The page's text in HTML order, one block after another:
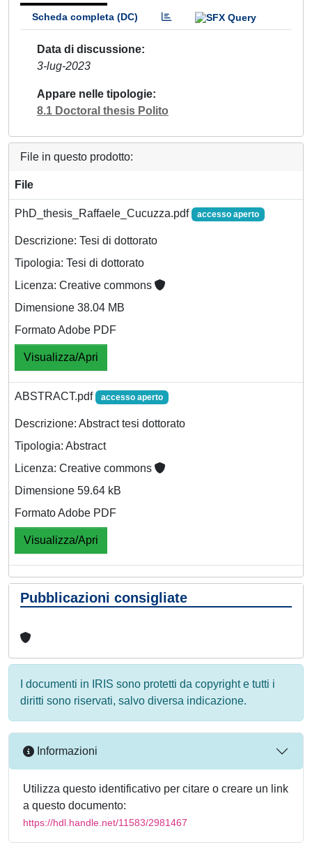
Scheda completa (DC)
Data di discussione
3-lug-2023
Appare nelle tipologie
8.1 Doctoral thesis Polito
File in questo prodotto:
File
PhD_thesis_Raffaele_Cucuzza.pdf accesso aperto
Descrizione: Tesi di dottorato
Tipologia: Tesi di dottorato
Licenza: Creative commons
Dimensione 38.04 MB
Formato Adobe PDF
Visualizza/Apri
ABSTRACT.pdf accesso aperto
Descrizione: Abstract tesi dottorato
Tipologia: Abstract
Licenza: Creative commons
Dimensione 59.64 kB
Formato Adobe PDF
Visualizza/Apri
Pubblicazioni consigliate
I documenti in IRIS sono protetti da copyright e tutti i
diritti sono riservati, salvo diversa indicazione.
Informazioni
Utilizza questo identificativo per citare o creare un link
a questo documento:
https://hdl.handle.net/11583/2981467